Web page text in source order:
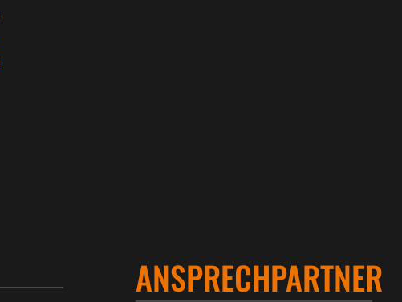
ANSPRECHPARTNER